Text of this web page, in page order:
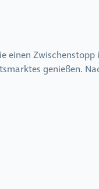
einen
genießen.